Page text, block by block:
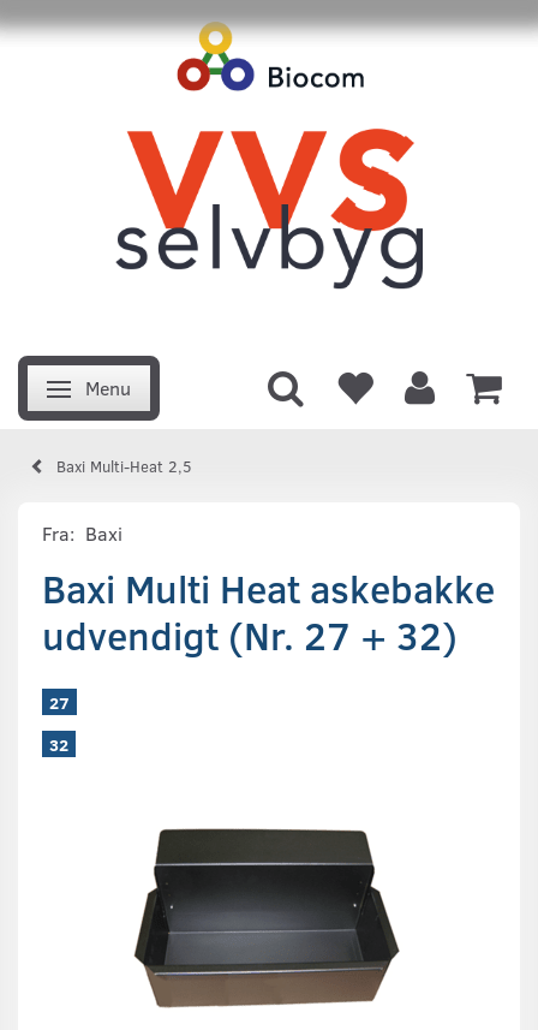
Skifte navigation
Menu
Baxi Multi-Heat 2,5
Fra: Baxi
Baxi Multi Heat askebakke
udvendigt (Nr. 27 + 32)
27
32